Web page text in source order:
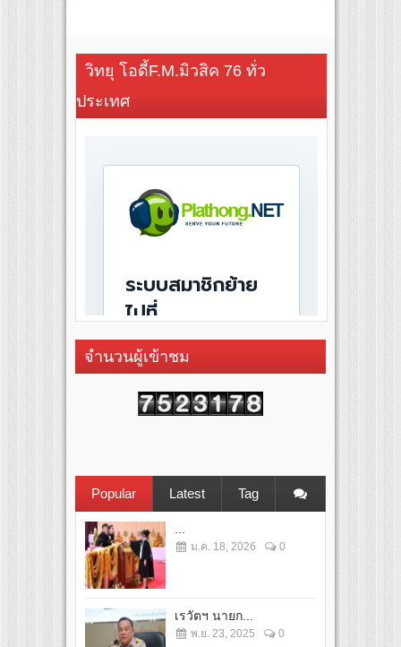
วิทยุ โอดี้F.M.มิวสิค 76 ทั่ว
ประเทศ
จำนวนผู้เข้าชม
Popular Latest Tag
ม.ค. 18, 2026 0
เรวัตฯ นายก...
พ.ย. 23, 2025 0